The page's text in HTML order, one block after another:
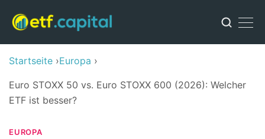
Startseite Europa
Euro STOXX 50 vs. Euro STOXX 600 (2026): Welcher
ETF ist besser?
EUROPA